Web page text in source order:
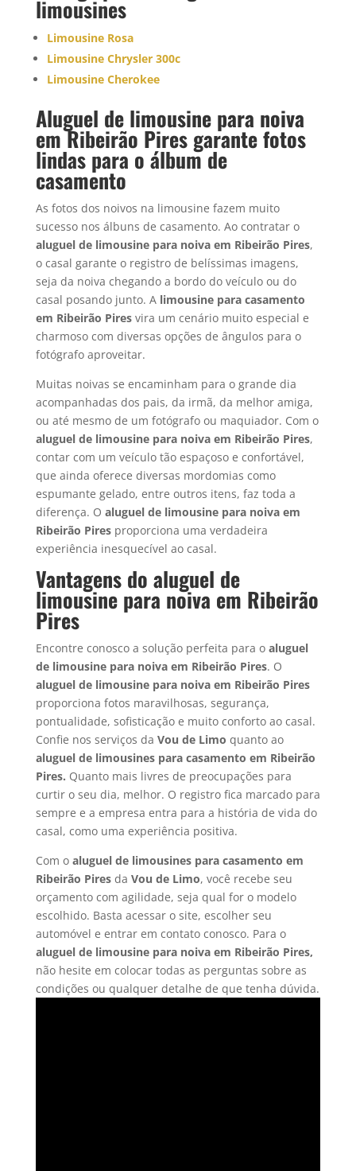
limousines
Limousine Rosa
Limousine Chrysler 300c
Limousine Cherokee
Aluguel de limousine para noiva
em Ribeirão Pires garante fotos
lindas para o álbum de
casamento
As fotos dos noivos na limousine fazem muito
sucesso nos álbuns de casamento. Ao contratar o
aluguel de limousine para noiva em Ribeirão Pires,
o casal garante o registro de belíssimas imagens,
seja da noiva chegando a bordo do veículo ou do
casal posando junto. Alimousine para casamento
em Ribeirão Pires vira um cenário muito especial e
charmoso com diversas opções de ângulos para o
fotógrafo aproveitar.
Muitas noivas se encaminham para o grande dia
acompanhadas dos pais, da irmã, da melhor amiga,
ou até mesmo de um fotógrafo ou maquiador. Com o
aluguel de limousine para noiva em Ribeirão Pires,
contar com um veículo tão espaçoso e confortável,
que ainda oferece diversas mordomias como
espumante gelado, entre outros itens, faz toda a
diferença. O aluguel de limousine para noiva em
Ribeirão Pires proporciona uma verdadeira
experiência inesquecível ao casal.
Vantagens do aluguel de
limousine para noiva em Ribeirão
Pires
Encontre conosco a solução perfeita para o aluguel
de limousine para noiva em Ribeirão Pires. O
aluguel de limousine para noiva em Ribeirão Pires
proporciona fotos maravilhosas, segurança,
pontualidade, sofisticação e muito conforto ao casal.
Confie nos serviços da Vou de Limo quanto ao
aluguel de limousines para casamento em Ribeirão
Pires. Quanto mais livres de preocupações para
curtir o seu dia, melhor. O registro fica marcado para
sempre e a empresa entra para a história de vida do
casal, como uma experiência positiva.
Com o aluguel de limousines para casamento em
Ribeirão Piresda Vou de Limo, você recebe seu
orçamento com agilidade, seja qual for o modelo
escolhido. Basta acessar o site, escolher seu
automóvel e entrar em contato conosco. Para o
aluguel de limousine para noiva em Ribeirão Pires,
não hesite em colocar todas as perguntas sobre as
condições ou qualquer detalhe de que tenha dúvida.